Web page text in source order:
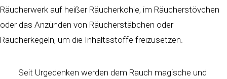
Räucherwerk auf heißer Räucherkohle, im Räucherstövchen
oder das Anzünden von Räucherstäbchen oder
Räucherkegeln, um die Inhaltsstoffe freizusetzen.
Seit Urgedenken werden dem Rauch magische und